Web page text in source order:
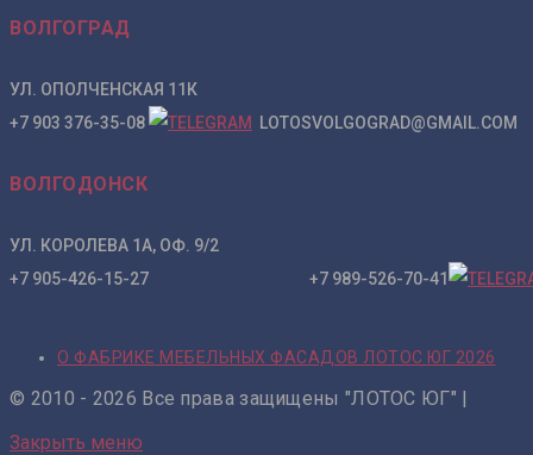
ВОЛГОГРАД
УЛ. ОПОЛЧЕНСКАЯ 11К
+7 903 376-35-08
LOTOSVOLGOGRAD@GMAIL.COM
ВОЛГОДОНСК
УЛ. КОРОЛЕВА 1А, ОФ. 9/2
+7 905-426-15-27 +7 989-526-70-41
О ФАБРИКЕ МЕБЕЛЬНЫХ ФАСАДОВ ЛОТОС ЮГ 2026
© 2010 - 2026 Все права защищены "ЛОТОС ЮГ" |
Закрыть меню